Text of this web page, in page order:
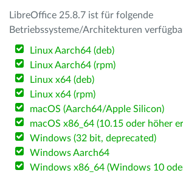
LibreOffice 25.8.7 ist für folgende
Betriebssysteme/Architekturen
Linux Aarch64 (deb)
Linux Aarch64 (rpm)
Linux x64 (deb)
Linux x64 (rpm)
macOS (Aarch64/Apple Silicon)
macOS x86_64 (10.15 oder höher
Windows (32 bit, deprecated)
Windows Aarch64
Windows x86_64 (Windows 10